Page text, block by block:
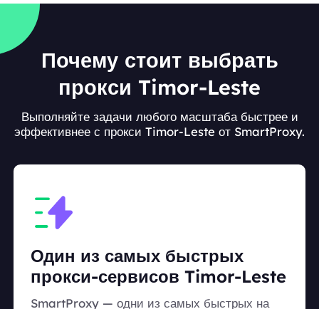
Почему стоит выбрать
прокси Timor-Leste
Выполняйте задачи любого масштаба быстрее и
эффективнее с прокси Timor-Leste от SmartProxy.
Один из самых быстрых
прокси-сервисов Timor-Leste
SmartProxy — одни из самых быстрых на